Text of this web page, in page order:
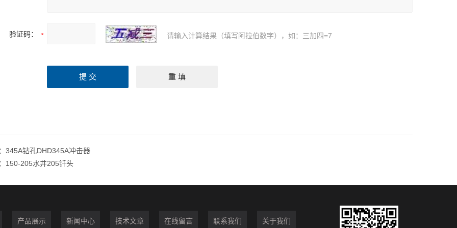
验证码： 请输入计算结果（填写阿拉伯数字），如：三加四=7
345A钻孔DHD345A冲击器
150-205水井205钎头
产品展示 新闻中心 技术文章 在线留言 联系我们 关于我们